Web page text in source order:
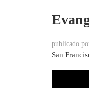
publicado
San